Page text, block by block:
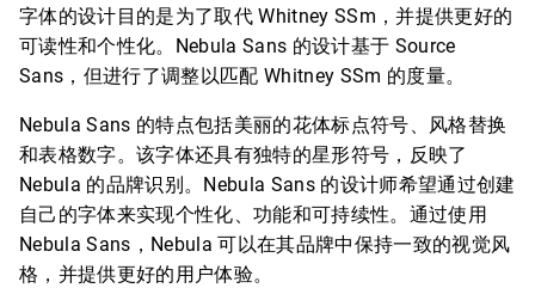
字体的设计目的是为了取代 Whitney SSm，并提供更好的
可读性和个性化。Nebula Sans 的设计基于 Source
Sans，但进行了调整以匹配 Whitney SSm 的度量。
Nebula Sans 的特点包括美丽的花体标点符号、风格替换
和表格数字。该字体还具有独特的星形符号，反映了
Nebula 的品牌识别。Nebula Sans 的设计师希望通过创建
自己的字体来实现个性化、功能和可持续性。通过使用
Nebula Sans，Nebula 可以在其品牌中保持一致的视觉风
格，并提供更好的用户体验。